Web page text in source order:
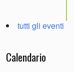
tutti gli eventi
Calendario